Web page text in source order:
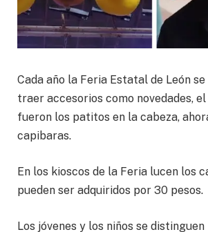
Cada año la Feria Estatal de León
traer accesorios como novedades,
fueron los patitos en la cabeza,
capibaras.
En los kioscos de la Feria lucen los
pueden ser adquiridos por 30 pesos.
Los jóvenes y los niños se